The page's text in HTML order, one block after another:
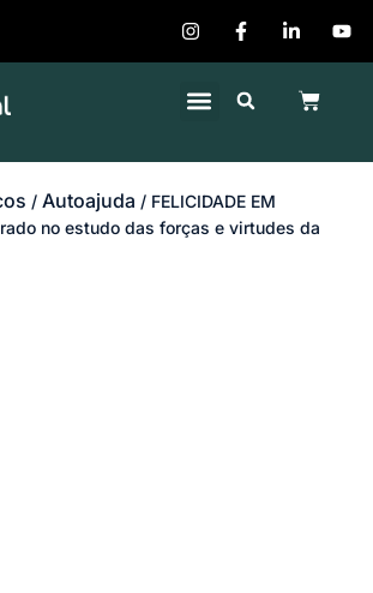
/ Autoajuda / FELICIDADE EM
no estudo das forças e virtudes da